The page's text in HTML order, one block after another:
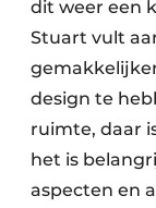
dit weer een
Stuart vult
design te
ruimte, daar
het is
aspecten en